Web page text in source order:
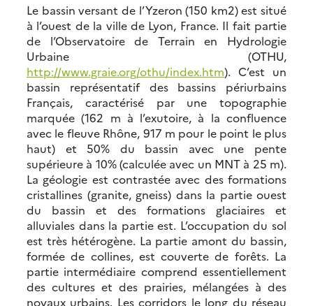
Le bassin versant de l’Yzeron (150 km2) est situé
à l’ouest de la ville de Lyon, France. Il fait partie
de l’Observatoire de Terrain en Hydrologie
Urbaine (OTHU,
http://www.graie.org/othu/index.htm). C’est un
bassin représentatif des bassins périurbains
Français, caractérisé par une topographie
marquée (162 m à l’exutoire, à la confluence
avec le fleuve Rhône, 917 m pour le point le plus
haut) et 50% du bassin avec une pente
supérieure à 10% (calculée avec un MNT à 25 m).
La géologie est contrastée avec des formations
cristallines (granite, gneiss) dans la partie ouest
du bassin et des formations glaciaires et
alluviales dans la partie est. L’occupation du sol
est très hétérogène. La partie amont du bassin,
formée de collines, est couverte de forêts. La
partie intermédiaire comprend essentiellement
des cultures et des prairies, mélangées à des
noyaux urbains. Les corridors le long du réseau